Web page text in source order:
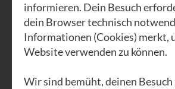
Jodelwerkstatt,
Jodeln ist Ausdruck purer
diese Freude. Drum freuen
informieren. Dein Besuch
dein Browser technisch
Informationen (Cookies) merkt,
Website verwenden zu können.
Wir sind bemüht, deinen Besuch